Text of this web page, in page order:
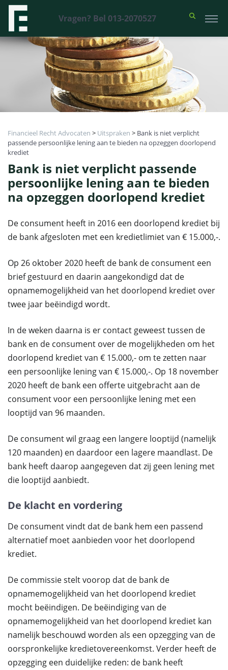
Vragen? Bel 013-2070527
Financieel Recht Advocaten > Uitspraken > Bank is niet verplicht
passende persoonlijke lening aan te bieden na opzeggen doorlopend
krediet
Bank is niet verplicht passende
persoonlijke lening aan te bieden
na opzeggen doorlopend krediet
De consument heeft in 2016 een doorlopend krediet bij
de bank afgesloten met een kredietlimiet van € 15.000,-.
Op 26 oktober 2020 heeft de bank de consument een
brief gestuurd en daarin aangekondigd dat de
opnamemogelijkheid van het doorlopend krediet over
twee jaar beëindigd wordt.
In de weken daarna is er contact geweest tussen de
bank en de consument over de mogelijkheden om het
doorlopend krediet van € 15.000,- om te zetten naar
een persoonlijke lening van € 15.000,-. Op 18 november
2020 heeft de bank een offerte uitgebracht aan de
consument voor een persoonlijke lening met een
looptijd van 96 maanden.
De consument wil graag een langere looptijd (namelijk
120 maanden) en daardoor een lagere maandlast. De
bank heeft daarop aangegeven dat zij geen lening met
die looptijd aanbiedt.
De klacht en vordering
De consument vindt dat de bank hem een passend
alternatief moet aanbieden voor het doorlopend
krediet.
De commissie stelt voorop dat de bank de
opnamemogelijkheid van het doorlopend krediet
mocht beëindigen. De beëindiging van de
opnamemogelijkheid van het doorlopend krediet kan
namelijk beschouwd worden als een opzegging van de
oorspronkelijke kredietovereenkomst. Verder heeft de
opzegging een duidelijke reden: de bank heeft